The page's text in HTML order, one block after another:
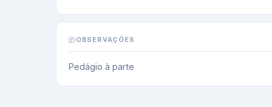
OBSERVAÇÕES
Pedágio à parte